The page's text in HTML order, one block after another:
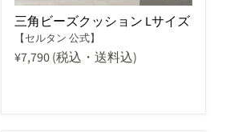
三角ビーズクッション Lサイズ
【セルタン 公式】
¥7,790(税込・送料込)